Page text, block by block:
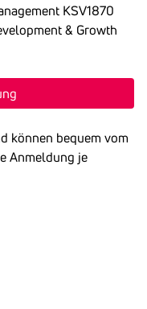
KSV1870
& Growth
können bequem vom
Anmeldung je